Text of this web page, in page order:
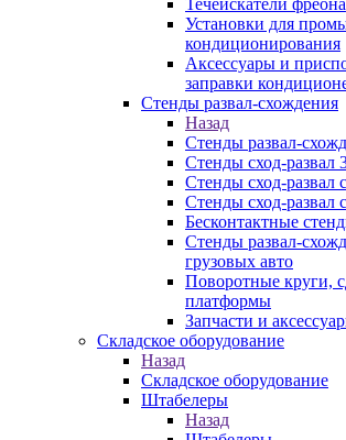
Течеискатели фреона
Установки для
кондиционирования
Аксессуары и
заправки
Стенды развал-схождения
Назад
Стенды развал-
Стенды сход-развал
Стенды сход-развал
Стенды сход-развал
Бесконтактные
Стенды развал-
грузовых авто
Поворотные круги,
платформы
Запчасти и
Складское оборудование
Назад
Складское оборудование
Штабелеры
Назад